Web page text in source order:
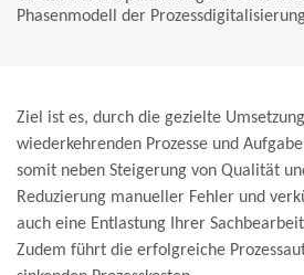
Phasenmodell der
Ziel ist es, durch die gezielte
wiederkehrenden Prozesse und
somit neben Steigerung von Qualität
Reduzierung manueller Fehler und
auch eine Entlastung Ihrer
Zudem führt die erfolgreiche